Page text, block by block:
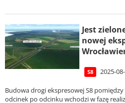
Jest
nowej
S8 2025-
Budowa drogi ekspresowej S8 pomiędzy
odcinek po odcinku wchodzi w fazę